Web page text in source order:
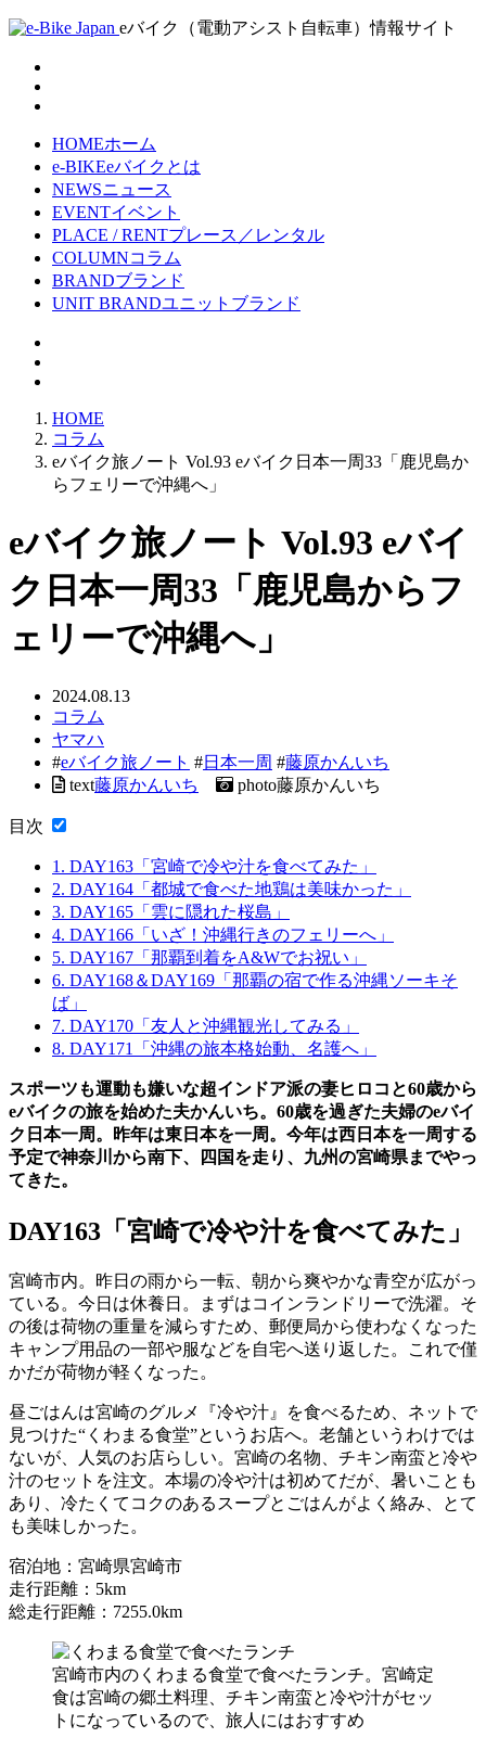
eバイク（電動アシスト自転車）情報サイト
HOMEホーム
e-BIKEeバイクとは
NEWSニュース
EVENTイベント
PLACE / RENTプレース／レンタル
COLUMNコラム
BRANDブランド
UNIT BRANDユニットブランド
HOME
コラム
eバイク旅ノート Vol.93 eバイク日本一周33「鹿児島か
らフェリーで沖縄へ」
eバイク旅ノート Vol.93 eバイ
ク日本一周33「鹿児島からフ
ェリーで沖縄へ」
2024.08.13
コラム
ヤマハ
#eバイク旅ノート #日本一周 #藤原かんいち
text藤原かんいち photo藤原かんいち
目次
1. DAY163「宮崎で冷や汁を食べてみた」
2. DAY164「都城で食べた地鶏は美味かった」
3. DAY165「雲に隠れた桜島」
4. DAY166「いざ！沖縄行きのフェリーへ」
5. DAY167「那覇到着をA&Wでお祝い」
6. DAY168＆DAY169「那覇の宿で作る沖縄ソーキそ
ば」
7. DAY170「友人と沖縄観光してみる」
8. DAY171「沖縄の旅本格始動、名護へ」
スポーツも運動も嫌いな超インドア派の妻ヒロコと60歳から
eバイクの旅を始めた夫かんいち。60歳を過ぎた夫婦のeバイ
ク日本一周。昨年は東日本を一周。今年は西日本を一周する
予定で神奈川から南下、四国を走り、九州の宮崎県までやっ
てきた。
DAY163「宮崎で冷や汁を食べてみた」
宮崎市内。昨日の雨から一転、朝から爽やかな青空が広がっ
ている。今日は休養日。まずはコインランドリーで洗濯。そ
の後は荷物の重量を減らすため、郵便局から使わなくなった
キャンプ用品の一部や服などを自宅へ送り返した。これで僅
かだが荷物が軽くなった。
昼ごはんは宮崎のグルメ『冷や汁』を食べるため、ネットで
見つけた“くわまる食堂”というお店へ。老舗というわけでは
ないが、人気のお店らしい。宮崎の名物、チキン南蛮と冷や
汁のセットを注文。本場の冷や汁は初めてだが、暑いことも
あり、冷たくてコクのあるスープとごはんがよく絡み、とて
も美味しかった。
宿泊地：宮崎県宮崎市
走行距離：5km
総走行距離：7255.0km
宮崎市内のくわまる食堂で食べたランチ。宮崎定
食は宮崎の郷土料理、チキン南蛮と冷や汁がセッ
トになっているので、旅人にはおすすめ